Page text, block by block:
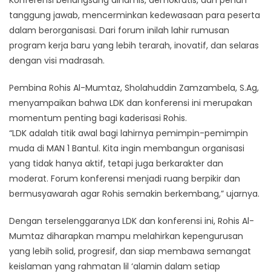
tanggung jawab, mencerminkan kedewasaan para peserta
dalam berorganisasi. Dari forum inilah lahir rumusan
program kerja baru yang lebih terarah, inovatif, dan selaras
dengan visi madrasah.
Pembina Rohis Al-Mumtaz, Sholahuddin Zamzambela, S.Ag,
menyampaikan bahwa LDK dan konferensi ini merupakan
momentum penting bagi kaderisasi Rohis.
“LDK adalah titik awal bagi lahirnya pemimpin-pemimpin
muda di MAN 1 Bantul. Kita ingin membangun organisasi
yang tidak hanya aktif, tetapi juga berkarakter dan
moderat. Forum konferensi menjadi ruang berpikir dan
bermusyawarah agar Rohis semakin berkembang,” ujarnya.
Dengan terselenggaranya LDK dan konferensi ini, Rohis Al-
Mumtaz diharapkan mampu melahirkan kepengurusan
yang lebih solid, progresif, dan siap membawa semangat
keislaman yang rahmatan lil ‘alamin dalam setiap